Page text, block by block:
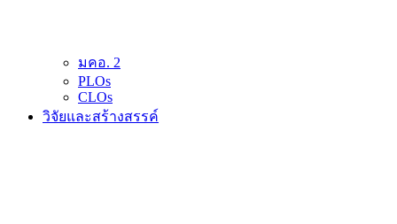
มคอ. 2
PLOs
CLOs
วิจัยและสร้างสรรค์